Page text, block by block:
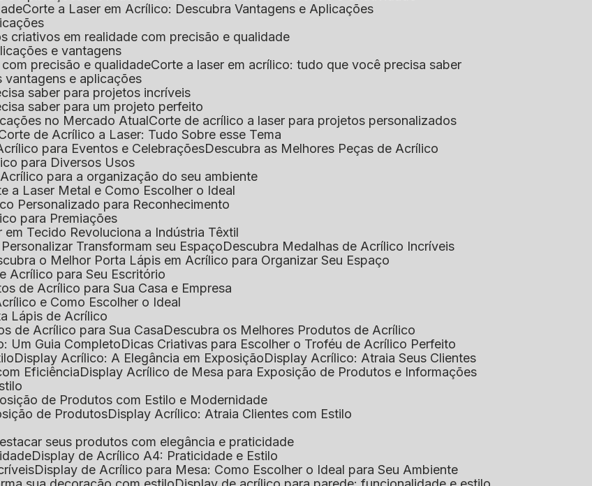
Corte a Laser em Acrílico: Descubra Vantagens e Aplicações
criativos em realidade com precisão e qualidade
e vantagens
com precisão e qualidade
Corte a laser em acrílico: tudo que você precisa saber
vantagens e aplicações
saber para projetos incríveis
saber para um projeto perfeito
no Mercado Atual
Corte de acrílico a laser para projetos personalizados
Corte de Acrílico a Laser: Tudo Sobre esse Tema
para Eventos e Celebrações
Descubra as Melhores Peças de Acrílico
para Diversos Usos
para a organização do seu ambiente
a Laser Metal e Como Escolher o Ideal
Personalizado para Reconhecimento
para Premiações
em Tecido Revoluciona a Indústria Têxtil
Transformam seu Espaço
Descubra Medalhas de Acrílico Incríveis
o Melhor Porta Lápis em Acrílico para Organizar Seu Espaço
Acrílico para Seu Escritório
de Acrílico para Sua Casa e Empresa
e Como Escolher o Ideal
Lápis de Acrílico
de Acrílico para Sua Casa
Descubra os Melhores Produtos de Acrílico
Um Guia Completo
Dicas Criativas para Escolher o Troféu de Acrílico Perfeito
Display Acrílico: A Elegância em Exposição
Display Acrílico: Atraia Seus Clientes
Eficiência
Display Acrílico de Mesa para Exposição de Produtos e Informações
de Produtos com Estilo e Modernidade
de Produtos
Display Acrílico: Atraia Clientes com Estilo
seus produtos com elegância e praticidade
Display de Acrílico A4: Praticidade e Estilo
Display de Acrílico para Mesa: Como Escolher o Ideal para Seu Ambiente